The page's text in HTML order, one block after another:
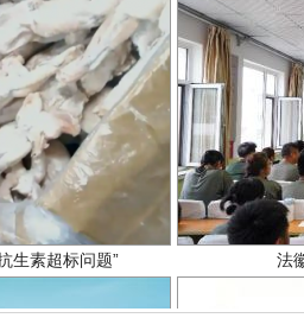
生素超标问题” 法